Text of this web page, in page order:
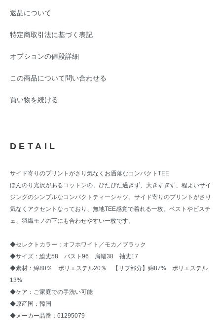
返品について
特定商取引法に基づく表記
オプションの値段詳細
この商品について問い合わせる
買い物を続ける
DETAIL
サイド寄りのプリントがさり気なくお洒落なコンパクトTEE
ほんのり光沢があるコットンの、ぴたぴた過ぎず、大きすぎず、程よいサイ
ジングのシンプルなコンパクトティーシャツ。サイド寄りのプリントがさり
気なくアクセントなっており、無地TEE感覚で着れる一枚。ベストやビスチ
ェ、羽織モノの下にも合わせやすい一枚です。
◆セレクトカラー：オフホワイト／モカ／ブラック
◆サイズ：総丈58 バスト96 肩幅38 袖丈17
◆素材：綿80％ ポリエステル20％ 【リブ部分】綿87% ポリエステル
13%
◆ケア：ご家庭での手洗い可能
◆原産国：韓国
◆メーカー品番：61295079